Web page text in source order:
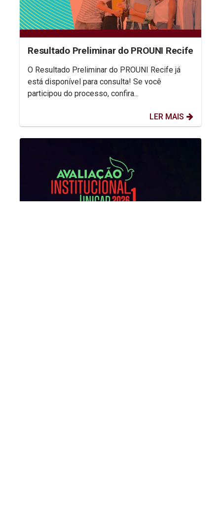
Resultado Preliminar do PROUNI Recife
O Resultado Preliminar do PROUNI Recife já
está disponível para consulta! Se você
participou do processo, confira...
LER MAIS